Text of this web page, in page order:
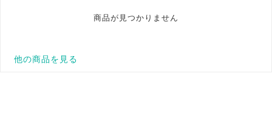
商品が見つかりません
他の商品を見る